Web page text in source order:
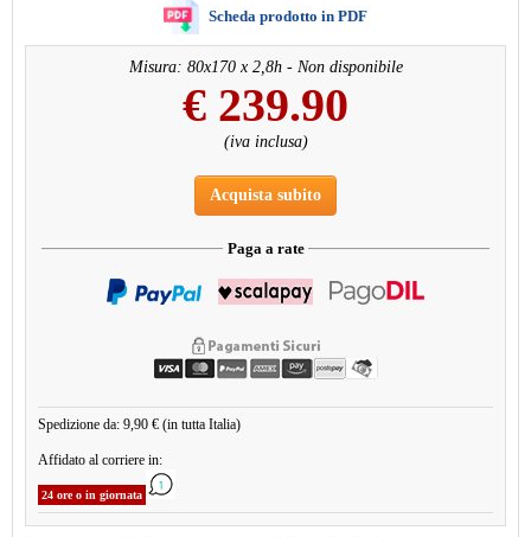
Scheda prodotto in PDF
Misura: 80x170 x 2,8h - Non disponibile
€ 239.90
(iva inclusa)
Acquista subito
Paga a rate
Spedizione da: 9,90 € (in tutta Italia)
Affidato al corriere in:
24 ore o in giornata